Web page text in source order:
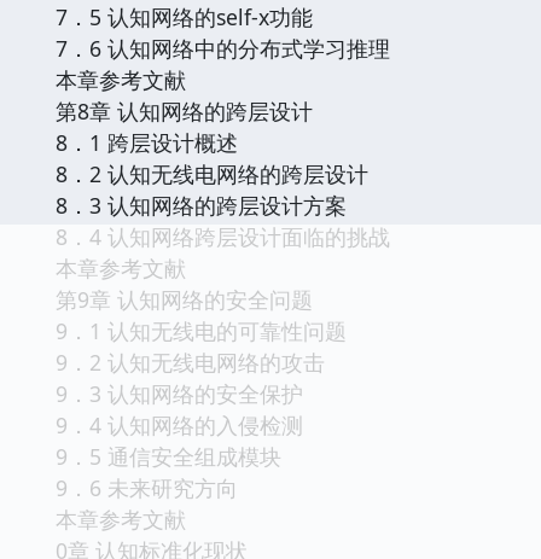
7．5 认知网络的self-x功能
7．6 认知网络中的分布式学习推理
本章参考文献
第8章 认知网络的跨层设计
8．1 跨层设计概述
8．2 认知无线电网络的跨层设计
8．3 认知网络的跨层设计方案
8．4 认知网络跨层设计面临的挑战
本章参考文献
第9章 认知网络的安全问题
9．1 认知无线电的可靠性问题
9．2 认知无线电网络的攻击
9．3 认知网络的安全保护
9．4 认知网络的入侵检测
9．5 通信安全组成模块
9．6 未来研究方向
本章参考文献
0章 认知标准化现状